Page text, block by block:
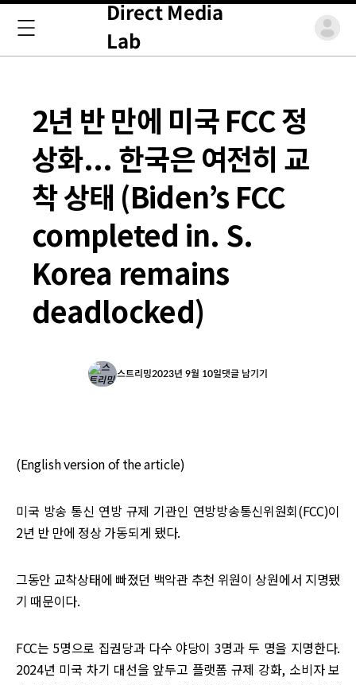
Direct Media
Lab
2년 반 만에 미국 FCC 정
상화... 한국은 여전히 교
착 상태 (Biden’s FCC
completed in. S.
Korea remains
deadlocked)
스트리밍2023년 9월 10일댓글 남기기
(English version of the article)
미국 방송 통신 연방 규제 기관인 연방방송통신위원회(FCC)이
2년 반 만에 정상 가동되게 됐다.
그동안 교착상태에 빠졌던 백악관 추천 위원이 상원에서 지명됐
기 때문이다.
FCC는 5명으로 집권당과 다수 야당이 3명과 두 명을 지명한다.
2024년 미국 차기 대선을 앞두고 플랫폼 규제 강화, 소비자 보